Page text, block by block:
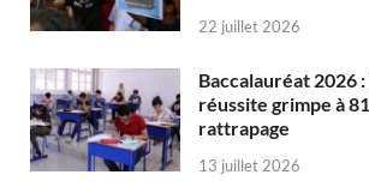
22 juillet 2026
Baccalauréat 2026
réussite grimpe à
rattrapage
13 juillet 2026